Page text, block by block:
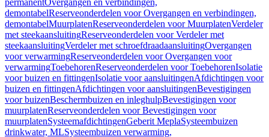
permanentOvergangen en verbindingen,
demontabelReserveonderdelen voor Overgangen en verbindingen,
demontabelMuurplatenReserveonderdelen voor MuurplatenVerdeler
met steekaansluitingReserveonderdelen voor Verdeler met
steekaansluitingVerdeler met schroefdraadaansluitingOvergangen
voor verwarmingReserveonderdelen voor Overgangen voor
verwarmingToebehorenReserveonderdelen voor ToebehorenIsolatie
voor buizen en fittingenIsolatie voor aansluitingenAfdichtingen voor
buizen en fittingenAfdichtingen voor aansluitingenBevestigingen
voor buizenBeschermbuizen en inleghulpBevestigingen voor
muurplatenReserveonderdelen voor Bevestigingen voor
muurplatenSysteemafdichtingenGeberit MeplaSysteembuizen
drinkwater, MLSysteembuizen verwarming,